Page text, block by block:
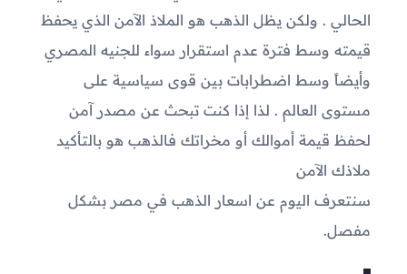
الحالي . ولكن يظل الذهب هو الملاذ الآمن الذي يحفظ
قيمته وسط فترة عدم استقرار سواء للجنيه المصري
وأيضاً وسط اضطرابات بين قوى سياسية على
مستوى العالم . لذا إذا كنت تبحث عن مصدر آمن
لحفظ قيمة أموالك أو مخراتك فالذهب هو بالتأكيد
ملاذك الآمن
سنتعرف اليوم عن اسعار الذهب في مصر بشكل
مفصل.